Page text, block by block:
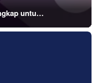
untu…